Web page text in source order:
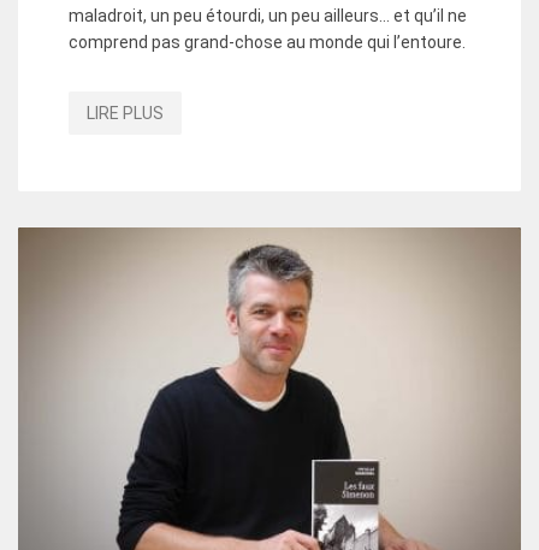
maladroit, un peu étourdi, un peu ailleurs… et qu’il ne
comprend pas grand-chose au monde qui l’entoure.
LIRE PLUS